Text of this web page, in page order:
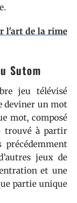
l'art de la rime
Sutom
jeu télévisé
deviner un mot
mot, composé
trouvé à partir
précédemment
jeux de
et une
partie unique